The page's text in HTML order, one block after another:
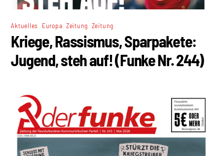
Aktuelles Europa Zeitung Zeitung
Kriege, Rassismus, Sparpakete:
Jugend, steh auf! (Funke Nr. 244)